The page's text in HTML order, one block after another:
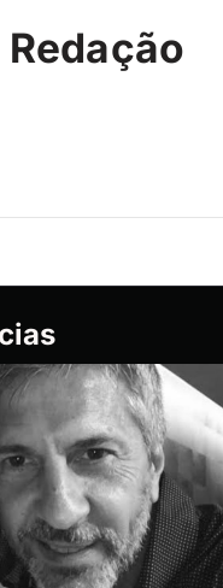
Redação